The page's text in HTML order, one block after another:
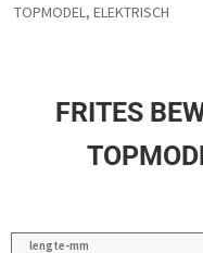
TOPMODEL, ELEKTRISCH
FRITES
lengte-mm